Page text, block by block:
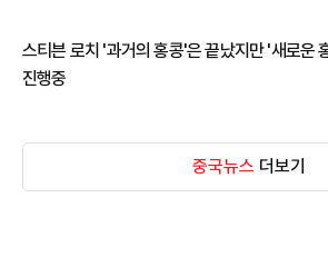
스티븐 로치 '과거의 홍콩'은 끝났지만 '새로운
진행중
중국뉴스 더보기